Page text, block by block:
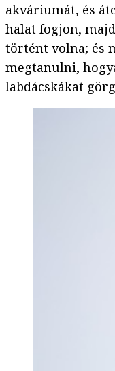
akváriumát, és
halat fogjon,
történt volna; és
megtanulni,
labdácskákat